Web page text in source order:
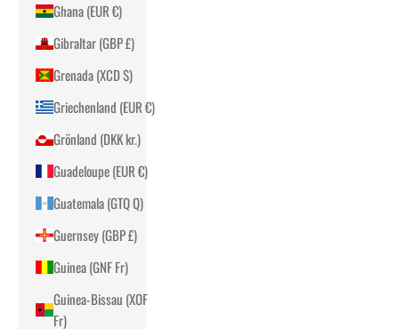
Ghana (EUR €)
Gibraltar (GBP £)
Grenada (XCD $)
Griechenland (EUR €)
Grönland (DKK kr.)
Guadeloupe (EUR €)
Guatemala (GTQ Q)
Guernsey (GBP £)
Guinea (GNF Fr)
Guinea-Bissau (XOF
Fr)